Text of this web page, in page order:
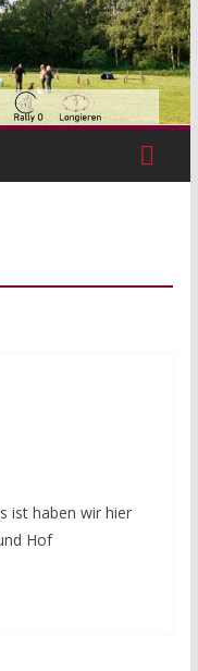
ist haben wir hier
Hof